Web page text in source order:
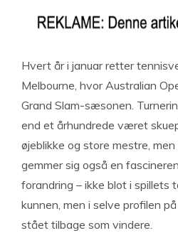
Hvert år i januar retter
Melbourne, hvor Australian
Grand Slam-sæsonen.
end et århundrede været
øjeblikke og store mestre,
gemmer sig også en
forandring – ikke blot i spillets
kunnen, men i selve profilen
stået tilbage som vindere.